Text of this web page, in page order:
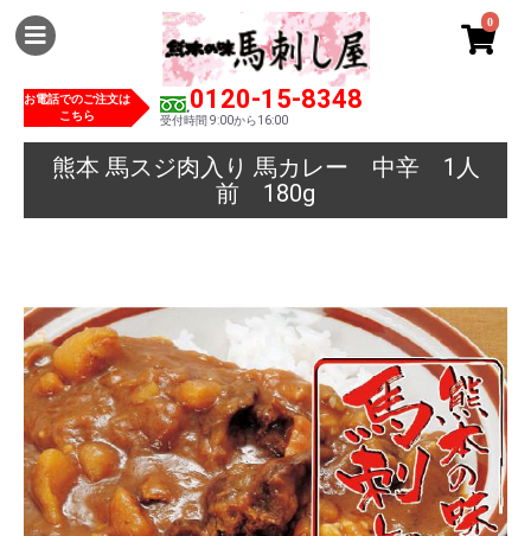
お電話でのご注文は
こちら
0120-15-8348
受付時間 9:00から16:00
0
熊本 馬スジ肉入り 馬カレー 中辛 1人
前 180g